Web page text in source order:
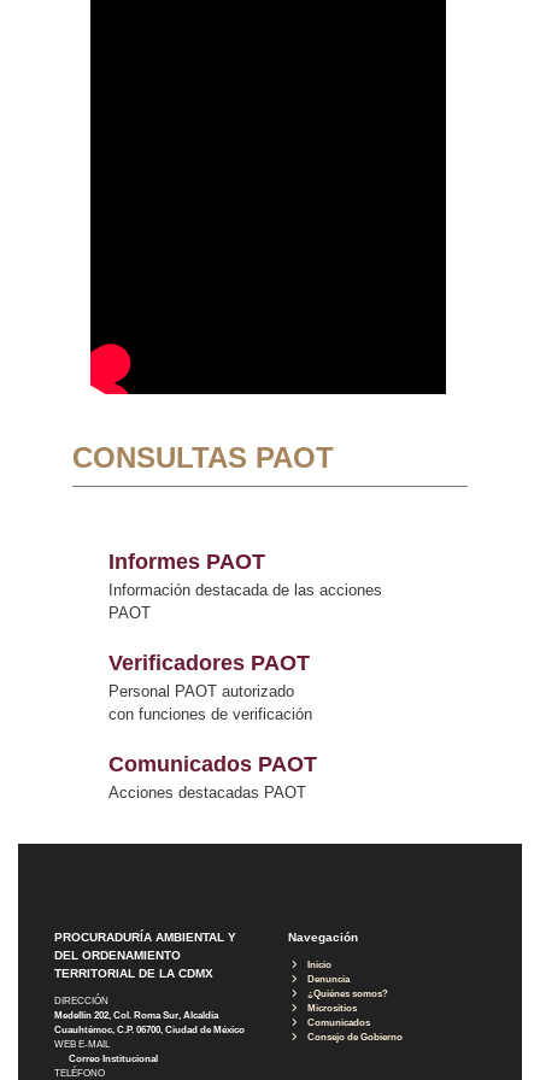
CONSULTAS PAOT
Informes PAOT
Información destacada de las acciones
PAOT
Verificadores PAOT
Personal PAOT autorizado
con funciones de verificación
Comunicados PAOT
Acciones destacadas PAOT
PROCURADURÍA AMBIENTAL Y
DEL ORDENAMIENTO
TERRITORIAL DE LA CDMX
DIRECCIÓN
Medellín 202, Col. Roma Sur, Alcaldía
Cuauhtémoc, C.P. 06700, Ciudad de México
WEB E-MAIL
Correo Institucional
TELÉFONO
Navegación
Inicio
Denuncia
¿Quiénes somos?
Micrositios
Comunicados
Consejo de Gobierno